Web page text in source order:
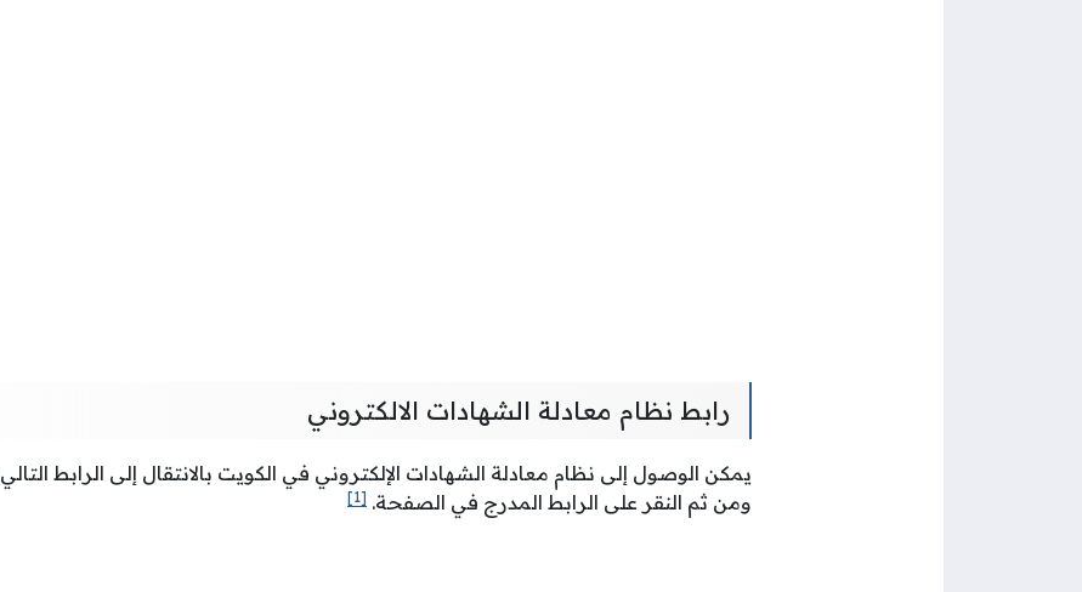
رابط نظام معادلة الشهادات الالكتروني
يمكن الوصول إلى نظام معادلة الشهادات الإلكتروني في الكويت بالانتقال إلى الرابط التالي
ومن ثم النقر على الرابط المدرج في الصفحة. [1]